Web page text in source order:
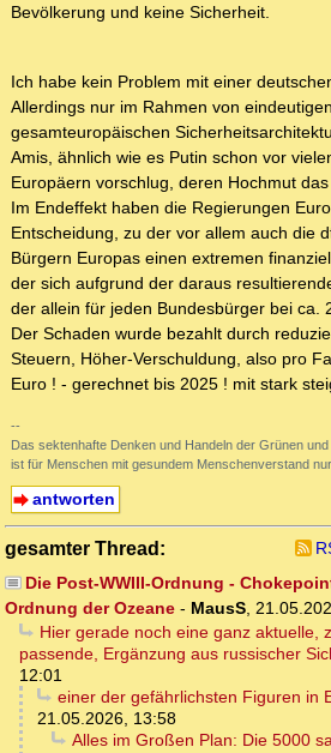
Bevölkerung und keine Sicherheit.
Ich habe kein Problem mit einer
Allerdings nur im Rahmen von
gesamteuropäischen
Amis, ähnlich wie es Putin schon vor
Europäern vorschlug, deren Hochmut
Im Endeffekt haben die Regierungen
Entscheidung, zu der vor allem auch die
Bürgern Europas einen extremen
der sich aufgrund der daraus
der allein für jeden Bundesbürger bei ca.
Der Schaden wurde bezahlt durch
Steuern, Höher-Verschuldung, also pro
Euro ! - gerechnet bis 2025 ! mit stark
--
Das sektenhafte Denken und Handeln der Grünen
ist für Menschen mit gesundem Menschenverstand
antworten
gesamter Thread:
Die Post-WWIII-Ordnung -
Ordnung der Ozeane - MausS,
Hier gerade noch eine ganz aktuelle,
passende, Ergänzung aus russischer
12:01
einer der gefährlichsten Figuren in
21.05.2026, 13:58
Alles im Großen Plan: Die 5000